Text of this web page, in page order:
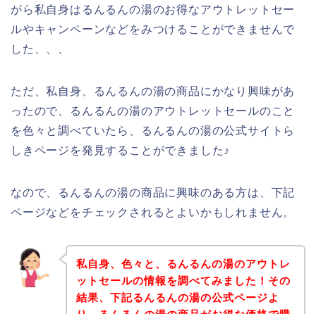
がら私自身はるんるんの湯のお得なアウトレットセー
ルやキャンペーンなどをみつけることができませんで
した、、、
ただ、私自身、るんるんの湯の商品にかなり興味があ
ったので、るんるんの湯のアウトレットセールのこと
を色々と調べていたら、るんるんの湯の公式サイトら
しきページを発見することができました♪
なので、るんるんの湯の商品に興味のある方は、下記
ページなどをチェックされるとよいかもしれません。
私自身、色々と、るんるんの湯のアウトレ
ットセールの情報を調べてみました！その
結果、下記るんるんの湯の公式ページよ